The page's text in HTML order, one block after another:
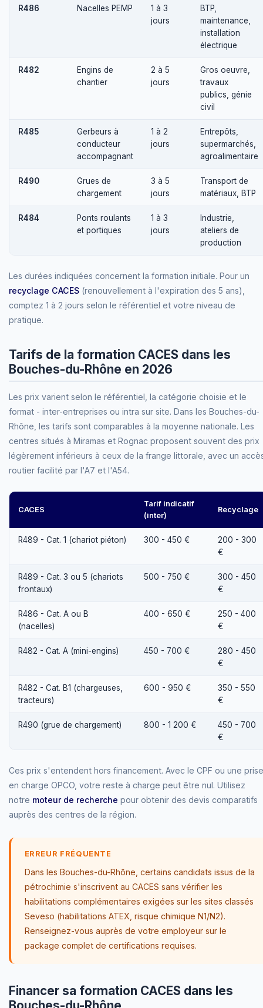
R486 Nacelles PEMP
1 à 3
jours
BTP,
maintenance,
installation
électrique
R482
Engins de
chantier
2 à 5
jours
Gros oeuvre,
travaux
publics, génie
civil
R485
Gerbeurs à
conducteur
accompagnant
1 à 2
jours
Entrepôts,
supermarchés,
agroalimentaire
R490
Grues de
chargement
3 à 5
jours
Transport de
matériaux, BTP
R484
Ponts roulants
et portiques
1 à 3
jours
Industrie,
ateliers de
production
Les durées indiquées concernent la formation initiale. Pour un
recyclage CACES (renouvellement à l'expiration des 5 ans),
comptez 1 à 2 jours selon le référentiel et votre niveau de
pratique.
Tarifs de la formation CACES dans les
Bouches-du-Rhône en 2026
Les prix varient selon le référentiel, la catégorie choisie et le
format - inter-entreprises ou intra sur site. Dans les Bouches-du-
Rhône, les tarifs sont comparables à la moyenne nationale. Les
centres situés à Miramas et Rognac proposent souvent des prix
légèrement inférieurs à ceux de la frange littorale, avec un
routier facilité par l'A7 et l'A54.
CACES
Tarif indicatif
(inter)
Recyclage
R489 - Cat. 1 (chariot piéton) 300 - 450 €
200 - 300
€
R489 - Cat. 3 ou 5 (chariots
frontaux)
500 - 750 €
300 - 450
€
R486 - Cat. A ou B
(nacelles)
400 - 650 €
250 - 400
€
R482 - Cat. A (mini-engins) 450 - 700 €
280 - 450
€
R482 - Cat. B1 (chargeuses,
tracteurs)
600 - 950 €
350 - 550
€
R490 (grue de chargement) 800 - 1 200 €
450 - 700
€
Ces prix s'entendent hors financement. Avec le CPF ou une prise
en charge OPCO, votre reste à charge peut être nul. Utilisez
notre moteur de recherche pour obtenir des devis comparatifs
auprès des centres de la région.
ERREUR FRÉQUENTE
Dans les Bouches-du-Rhône, certains candidats issus de la
pétrochimie s'inscrivent au CACES sans vérifier les
habilitations complémentaires exigées sur les sites classés
Seveso (habilitations ATEX, risque chimique N1/N2).
Renseignez-vous auprès de votre employeur sur le
package complet de certifications requises.
Financer sa formation CACES dans les